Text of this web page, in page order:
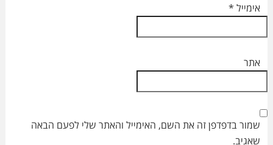
אימייל *
אתר
שמור בדפדפן זה את השם, האימייל והאתר שלי לפעם הבאה
שאגיב.